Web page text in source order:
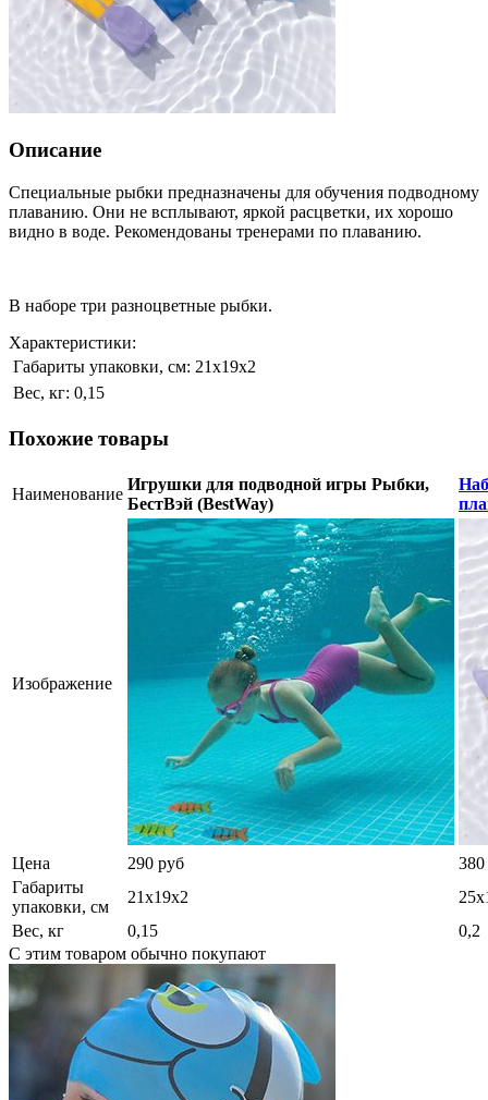
Описание
Специальные рыбки предназначены для обучения подводному
плаванию. Они не всплывают, яркой расцветки, их хорошо
видно в воде. Рекомендованы тренерами по плаванию.
В наборе три разноцветные рыбки.
Характеристики:
Габариты упаковки, см: 21х19х2
Вес, кг: 0,15
Похожие товары
Наименование
Игрушки для подводной игры Рыбки,
БестВэй (BestWay)
Изображение
Цена 290 руб
380
Габариты
упаковки, см
21х19х2
Вес, кг
0,15
0,2
С этим товаром обычно покупают